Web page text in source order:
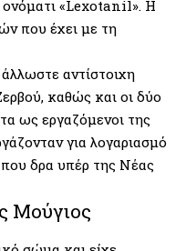
ονόματι «Lexotanil». Η
που έχει με τη
αντίστοιχη
καθώς και οι δύο
ως εργαζόμενοι της
για λογαριασμό
δρα υπέρ της Νέας
Μούγιος